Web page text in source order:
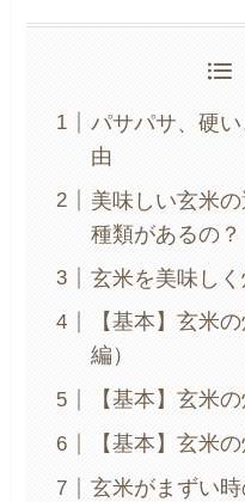
パサパサ、硬
由
美味しい玄米
種類があるの？
玄米を美味し
【基本】玄米
編）
【基本】玄米
【基本】玄米
玄米がまずい